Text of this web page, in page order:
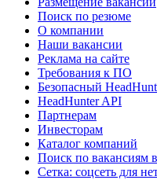
Поиск по резюме
О компании
Наши вакансии
Реклама на сайте
Требования к ПО
Безопасный
HeadHunter API
Партнерам
Инвесторам
Каталог компаний
Поиск по вакансиям
Сетка: соцсеть для